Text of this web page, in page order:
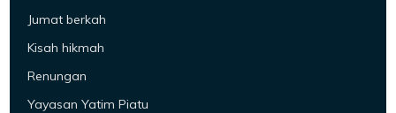
Jumat berkah
Kisah hikmah
Renungan
Yayasan Yatim Piatu